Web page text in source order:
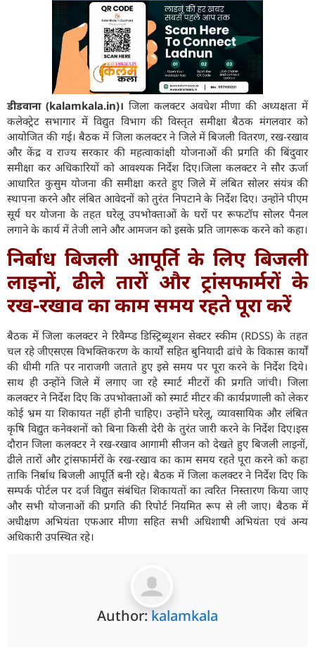
डीडवाना (kalamkala.in)। जिला कलक्टर अवधेश मीणा की अध्यक्षता में
कलेक्ट्रेट सभागार में विद्युत विभाग की विस्तृत समीक्षा बैठक मंगलवार को
आयोजित की गई। बैठक में जिला कलक्टर ने जिले में बिजली वितरण, रख-रखाव
और केंद्र व राज्य सरकार की महत्वाकांक्षी योजनाओं की प्रगति की बिंदुवार
समीक्षा कर अधिकारियों को आवश्यक निर्देश दिए।जिला कलक्टर ने सौर ऊर्जा
आधारित कुसुम योजना की समीक्षा करते हुए जिले में लंबित सोलर संयंत्र की
स्थापना करने और लंबित आवेदनों को तुरंत निपटाने के निर्देश दिए। उन्होंने पीएम
सूर्य घर योजना के तहत घरेलू उपभोक्ताओं के घरों पर रूफटॉप सोलर पैनल
लगाने के कार्य में तेजी लाने और आमजन को इसके प्रति जागरूक करने को कहा।
निर्बाध बिजली आपूर्ति के लिए बिजली
लाइनों, ढीले तारों और ट्रांसफार्मरों के
रख-रखाव का काम समय रहते पूरा करें
बैठक में जिला कलक्टर ने रिवैम्प्ड डिस्ट्रिब्यूशन सेक्टर स्कीम (RDSS) के तहत
चल रहे जीएसएस विभक्तिकरण के कार्यों सहित बुनियादी ढांचे के विकास कार्यों
की धीमी गति पर नाराजगी जताते हुए इसे समय पर पूरा करने के निर्देश दिये।
साथ ही उन्होंने जिले में लगाए जा रहे स्मार्ट मीटरों की प्रगति जांची। जिला
कलक्टर ने निर्देश दिए कि उपभोक्ताओं को स्मार्ट मीटर की कार्यप्रणाली को लेकर
कोई भ्रम या शिकायत नहीं होनी चाहिए। उन्होंने घरेलू, व्यावसायिक और लंबित
कृषि विद्युत कनेक्शनों को बिना किसी देरी के तुरंत जारी करने के निर्देश दिए।इस
दौरान जिला कलक्टर ने रख-रखाव आगामी सीजन को देखते हुए बिजली लाइनों,
ढीले तारों और ट्रांसफार्मरों के रख-रखाव का काम समय रहते पूरा करने को कहा
ताकि निर्बाध बिजली आपूर्ति बनी रहे। बैठक में जिला कलक्टर ने निर्देश दिए कि
सम्पर्क पोर्टल पर दर्ज विद्युत संबंधित शिकायतों का त्वरित निस्तारण किया जाए
और सभी योजनाओं की प्रगति की रिपोर्ट नियमित रूप से ली जाए। बैठक में
अधीक्षण अभियंता एफआर मीणा सहित सभी अधिशाषी अभियंता एवं अन्य
अधिकारी उपस्थित रहे।
Author:kalamkala